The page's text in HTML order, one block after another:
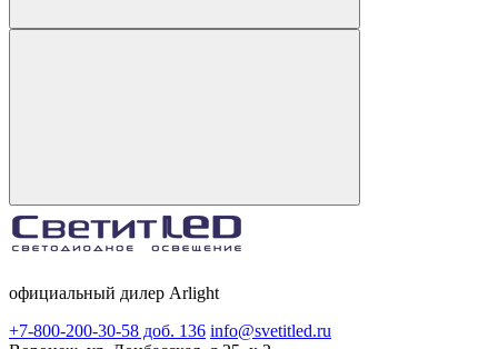
официальный дилер Arlight
+7-800-200-30-58 доб. 136 info@svetitled.ru